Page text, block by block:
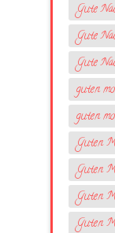
Gute
Gute
Gute
guten
guten
Guten
Guten
Guten
Guten